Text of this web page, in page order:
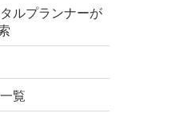
ルプランナーが
覧